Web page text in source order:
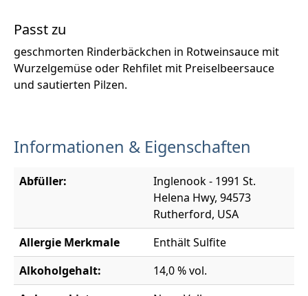
Passt zu
geschmorten Rinderbäckchen in Rotweinsauce mit
Wurzelgemüse oder Rehfilet mit Preiselbeersauce
und sautierten Pilzen.
Informationen & Eigenschaften
Abfüller:
Inglenook - 1991 St.
Helena Hwy, 94573
Rutherford, USA
Allergie Merkmale
Enthält Sulfite
Alkoholgehalt:
14,0 % vol.